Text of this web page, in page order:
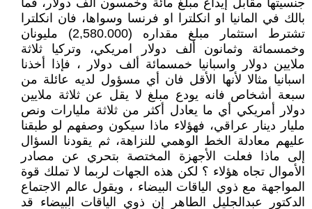
جنسيتها مقابل إيداع مبلغ مائة وخمسون ألف دولار، فما
بالك في المانيا او انكلترا او فرنسا وسواها، فان انكلترا
تشترط استثمار مبلغ مقداره (2,580.000) مليونان
وخمسمائة وثمانون ألف دولار امريكي، وتركيا ثلاثة
ملايين دولار واسبانيا خمسمائة ألف دولار ، فإذا أخذنا
اسبانيا مثالا لأنها الأقل فان أي مسؤول لديه عائلة من
سبعة أشخاص فانه يودع مبلغ لا يقل عن ثلاثة ملايين
دولار أمريكي أي ما يعادل أكثر من ثلاثة مليارات ونص
مليار دينار عراقي، فهؤلاء ماذا سيكون وصفهم لو طبقنا
عليهم معادلة الخط الوهمي للنزاهة، ثم يقودنا السؤال
إلى ماذا فعلت الأجهزة المختصة بتحري عن مصادر
الأموال تجاه هؤلاء ؟ لكن هذه الجهات لربما لا تملك قوة
المواجهة مع ذوي الياقات البيضاء ، ويقول عالم الاجتماع
الدكتور عبدالجليل الطاهر إن ذوي الياقات البيضاء قد